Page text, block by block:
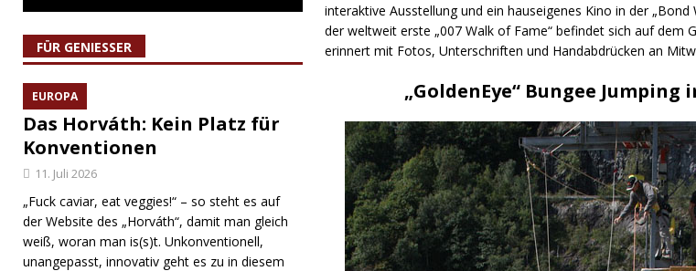
interaktive Ausstellung und ein hauseigenes Kino in der „Bond
der weltweit erste „007 Walk of Fame“ befindet sich auf dem
erinnert mit Fotos, Unterschriften und Handabdrücken an
„GoldenEye“ Bungee Jumping
FÜR GENIESSER
EUROPA
Das Horváth: Kein Platz für
Konventionen
11. Juli 2026
„Fuck caviar, eat veggies!“ – so steht es auf
der Website des „Horváth“, damit man gleich
weiß, woran man is(s)t. Unkonventionell,
unangepasst, innovativ geht es zu in diesem